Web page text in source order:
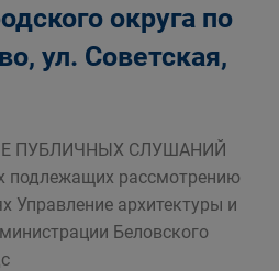
округа по
ул. Советская,
ПУБЛИЧНЫХ СЛУШАНИЙ
подлежащих рассмотрению
Управление архитектуры и
Беловского